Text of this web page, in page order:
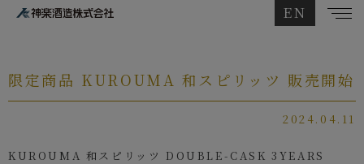
EN
限定商品 KUROUMA 和スピリッツ 販売開始
2024.04.11
KUROUMA 和スピリッツ DOUBLE-CASK 3YEARS